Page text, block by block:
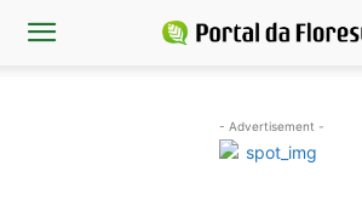
- Advertisement -